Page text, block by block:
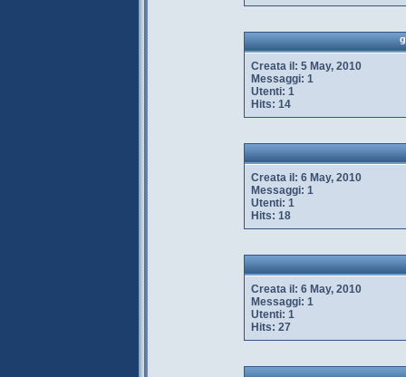
Creata il: 5 May, 2010
Messaggi: 1
Utenti: 1
Hits: 14
Creata il: 6 May, 2010
Messaggi: 1
Utenti: 1
Hits: 18
Creata il: 6 May, 2010
Messaggi: 1
Utenti: 1
Hits: 27